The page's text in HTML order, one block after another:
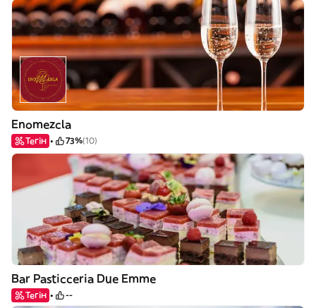
Enomezcla
Тегін 73%(10)
Bar Pasticceria Due Emme
Тегін --